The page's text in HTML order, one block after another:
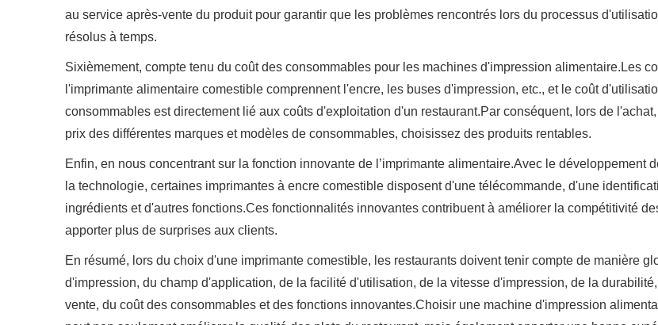
au service après-vente du produit pour garantir que les problèmes rencontrés lors du processus
résolus à temps.
Sixièmement, compte tenu du coût des consommables pour les machines d'impression alimentaire.Les
l'imprimante alimentaire comestible comprennent l'encre, les buses d'impression, etc., et le coût
consommables est directement lié aux coûts d'exploitation d'un restaurant.Par conséquent, lors de
prix des différentes marques et modèles de consommables, choisissez des produits rentables.
Enfin, en nous concentrant sur la fonction innovante de l’imprimante alimentaire.Avec le développement
la technologie, certaines imprimantes à encre comestible disposent d'une télécommande, d'une
ingrédients et d'autres fonctions.Ces fonctionnalités innovantes contribuent à améliorer la compétitivité
apporter plus de surprises aux clients.
En résumé, lors du choix d'une imprimante comestible, les restaurants doivent tenir compte de manière
d'impression, du champ d'application, de la facilité d'utilisation, de la vitesse d'impression, de la
vente, du coût des consommables et des fonctions innovantes.Choisir une machine d'impression